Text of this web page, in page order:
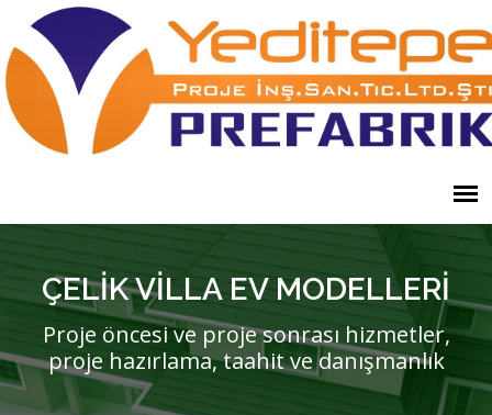
ÇELİK VİLLA EV MODELLERİ
Proje öncesi ve proje sonrası hizmetler,
proje hazırlama, taahit ve danışmanlık